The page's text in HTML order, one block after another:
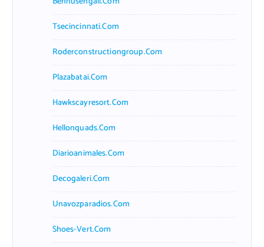
Tsecincinnati.com
Roderconstructiongroup.com
Plazabatai.com
Hawkscayresort.com
Hellonquads.com
Diarioanimales.com
Decogaleri.com
Unavozparadios.com
Shoes-Vert.com